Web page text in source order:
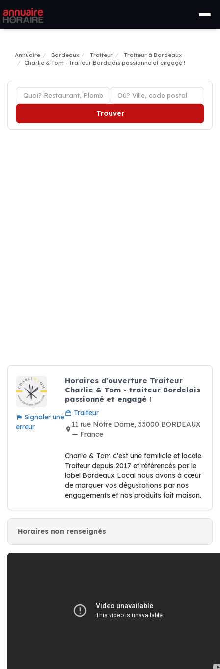
Annuaire Bordeaux Traiteur
Traiteur à Bordeaux
Charlie & Tom - traiteur Bordelais passionné et engagé !
Trouver
Signaler une
erreur
Horaires d'ouverture Traiteur
Charlie & Tom - traiteur Bordelais
passionné et engagé !
Traiteur
11 rue Notre Dame, 33000 BORDEAUX
— France
Charlie & Tom c'est une familiale et locale.
Traiteur depuis 2017 et référencés par le
label Bordeaux Local nous avons à cœur
de marquer vos dégustations par nos
engagements et nos produits fait maison.
Horaires non renseignés